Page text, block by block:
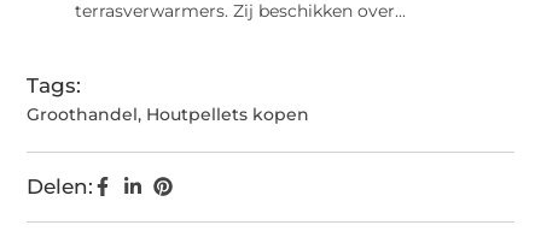
terrasverwarmers. Zij beschikken over...
Tags:
Groothandel, Houtpellets kopen
Delen: